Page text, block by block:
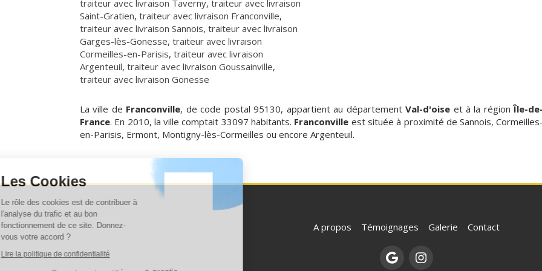
traiteur avec livraison Taverny, traiteur avec livraison
Saint-Gratien, traiteur avec livraison Franconville,
traiteur avec livraison Sannois, traiteur avec livraison
Garges-lès-Gonesse, traiteur avec livraison
Cormeilles-en-Parisis, traiteur avec livraison
Argenteuil, traiteur avec livraison Goussainville,
traiteur avec livraison Gonesse
La ville de Franconville, de code postal 95130, appartient au départementVal-d'oise et à la régionÎle-
France. En 2010, la ville comptait 33097 habitants. Franconville est située à proximité de Sannois,
en-Parisis, Ermont, Montigny-lès-Cormeilles ou encore Argenteuil.
A propos Témoignages Galerie Contact
Les Cookies
Le rôle des cookies est de contribuer à
l'analyse du trafic et au bon
fonctionnement de ce site. Donnez-
vous votre accord ?
Lire la politique de confidentialité